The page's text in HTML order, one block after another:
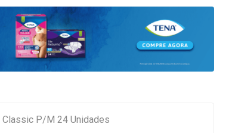
Classic P/M 24 Unidades